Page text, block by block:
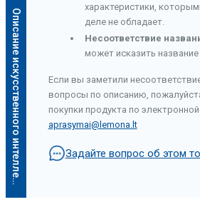
О
п
и
с
а
н
и
е
и
с
к
у
с
с
т
в
е
н
н
о
г
о
и
н
т
е
л
л
е
к
т
а
характеристики,
деле не обладает.
Несоответствие
может исказить
Если вы заметили
вопросы по описанию,
покупки продукта по электронной
aprasymai@lemona.lt
Задайте вопрос об этом